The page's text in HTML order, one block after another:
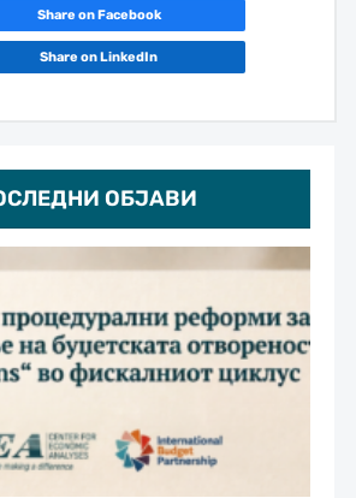
ОБЈАВИ
Share on Facebook
Share on LinkedIn